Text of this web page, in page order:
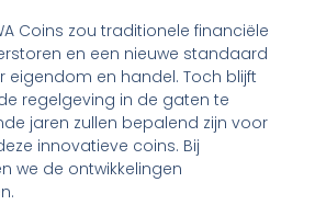
Coins zou traditionele financiële
en een nieuwe standaard
eigendom en handel. Toch blijft
regelgeving in de gaten te
jaren zullen bepalend zijn voor
innovatieve coins. Bij
we de ontwikkelingen